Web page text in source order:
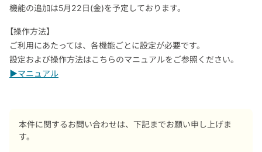
機能の追加は5月22日(金)を予定しております。
【操作方法】
ご利用にあたっては、各機能ごとに設定が必要です。
設定および操作方法はこちらのマニュアルをご参照ください。
▶マニュアル
本件に関するお問い合わせは、下記までお願い申し上げま
す。